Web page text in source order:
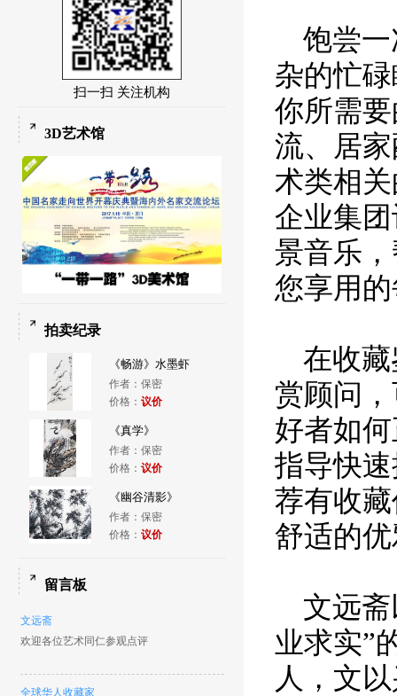
扫一扫 关注机构
3D艺术馆
拍卖纪录
《畅游》水墨虾
作者：保密
价格： 议价
《真学》
作者：保密
价格： 议价
《幽谷清影》
作者：保密
价格： 议价
留言板
文远斋
欢迎各位艺术同仁参观点评
全球华人收藏家
饱尝
杂的忙
你所需
流、居
术类相
企业集
景音乐
您享用
在收
赏顾问
好者如
指导快
荐有收
舒适的
文远
业求实”
人，文